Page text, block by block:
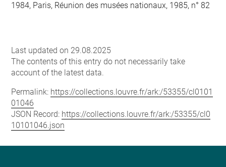
1984, Paris, Réunion des musées nationaux, 1985, n° 82
Last updated on 29.08.2025
The contents of this entry do not necessarily take
account of the latest data.
Permalink: https://collections.louvre.fr/ark:/53355/cl0101
01046
JSON Record: https://collections.louvre.fr/ark:/53355/cl0
10101046.json